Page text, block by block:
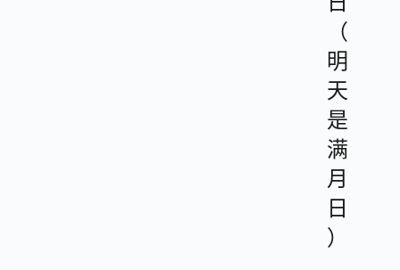
（
明
天
是
满
月
日
）